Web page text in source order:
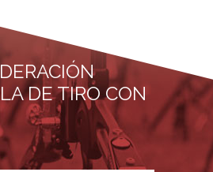
DE TIRO CON